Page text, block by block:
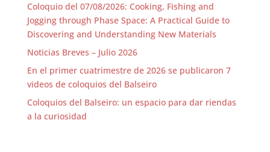
Coloquio del 07/08/2026: Cooking, Fishing and
Jogging through Phase Space: A Practical Guide to
Discovering and Understanding New Materials
Noticias Breves – Julio 2026
En el primer cuatrimestre de 2026 se publicaron 7
videos de coloquios del Balseiro
Coloquios del Balseiro: un espacio para dar riendas
a la curiosidad